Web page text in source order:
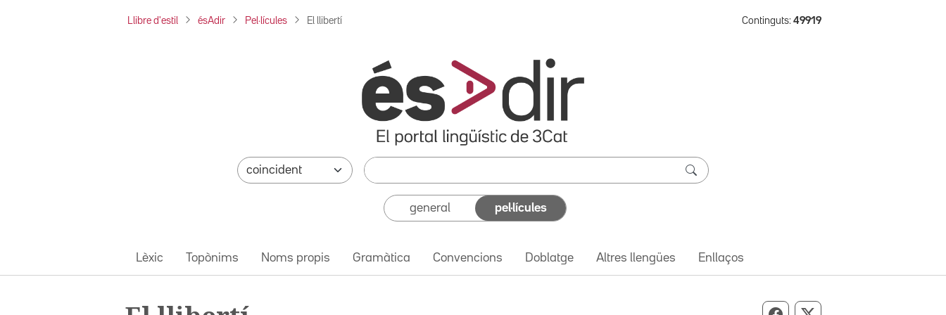
Llibre d'estil ésAdir Pel·lícules El llibertí Continguts: 49919
general pel·lícules
Lèxic Topònims Noms propis Gramàtica Convencions Doblatge Altres llengües Enllaços